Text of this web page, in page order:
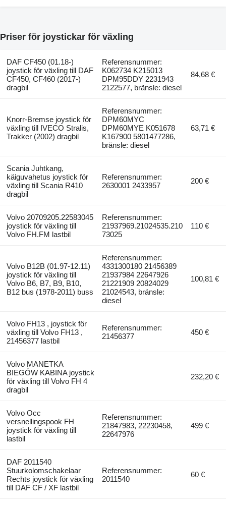
Priser för joystickar för växling
DAF CF450 (01.18-)
joystick för växling till DAF
CF450, CF460 (2017-)
dragbil
Referensnummer:
K062734 K215013
DPM95DDY 2231943
2122577, bränsle: diesel
84,68 €
Knorr-Bremse joystick för
växling till IVECO Stralis,
Trakker (2002) dragbil
Referensnummer:
DPM60MYC
DPM60MYE K051678
K167900 5801477286,
bränsle: diesel
63,71 €
Scania Juhtkang,
käiguvahetus joystick för
växling till Scania R410
dragbil
Referensnummer:
2630001 2433957
200 €
Volvo 20709205.22583045
joystick för växling till
Volvo FH.FM lastbil
Referensnummer:
21937969.21024535.210
73025
110 €
Volvo B12B (01.97-12.11)
joystick för växling till
Volvo B6, B7, B9, B10,
B12 bus (1978-2011) buss
Referensnummer:
4331300180 21456389
21937984 22647926
21221909 20824029
21024543, bränsle:
diesel
100,81 €
Volvo FH13 , joystick för
växling till Volvo FH13 ,
21456377 lastbil
Referensnummer:
21456377
450 €
Volvo MANETKA
BIEGÓW KABINA joystick
för växling till Volvo FH 4
dragbil
232,20 €
Volvo Occ
versnellingspook FH
joystick för växling till
lastbil
Referensnummer:
21847983, 22230458,
22647976
499 €
DAF 2011540
Stuurkolomschakelaar
Rechts joystick för växling
till DAF CF / XF lastbil
Referensnummer:
2011540
60 €